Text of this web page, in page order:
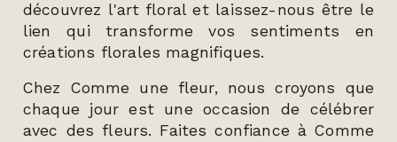
découvrez l'art floral et laissez-nous être le
lien qui transforme vos sentiments en
créations florales magnifiques.
Chez Comme une fleur, nous croyons que
chaque jour est une occasion de célébrer
avec des fleurs. Faites confiance à Comme